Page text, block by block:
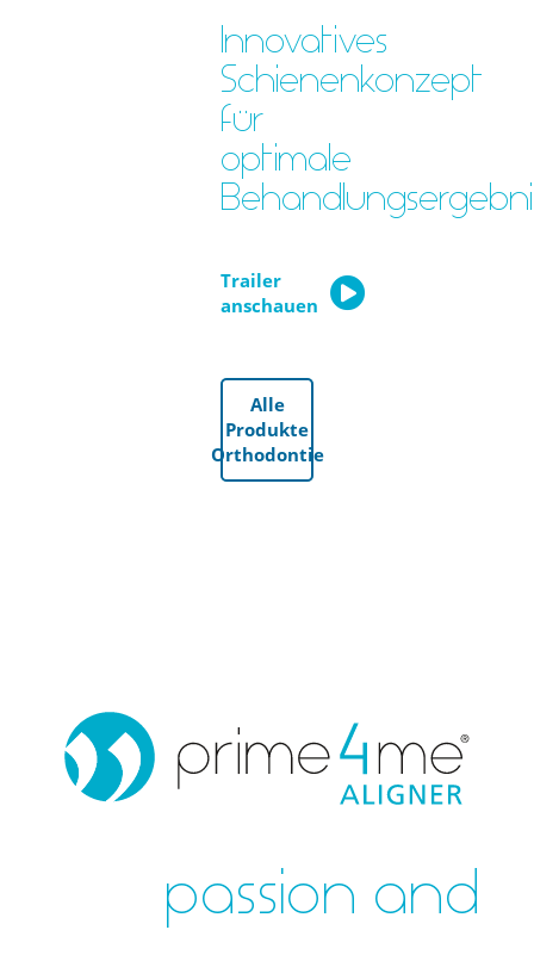
Innovatives
Schienenkonzept
für
optimale
Trailer
anschauen
Alle
Produkte
Orthodontie
passion and